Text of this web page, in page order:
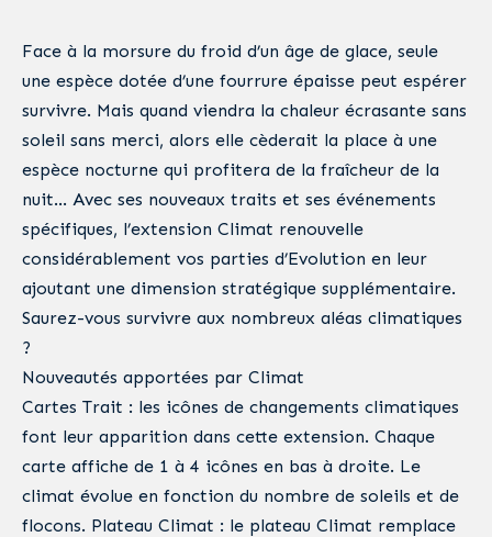
Face à la morsure du froid d’un âge de glace, seule
une espèce dotée d’une fourrure épaisse peut espérer
survivre. Mais quand viendra la chaleur écrasante sans
soleil sans merci, alors elle cèderait la place à une
espèce nocturne qui profitera de la fraîcheur de la
nuit… Avec ses nouveaux traits et ses événements
spécifiques, l’extension Climat renouvelle
considérablement vos parties d’Evolution en leur
ajoutant une dimension stratégique supplémentaire.
Saurez-vous survivre aux nombreux aléas climatiques
?
Nouveautés apportées par Climat
Cartes Trait : les icônes de changements climatiques
font leur apparition dans cette extension. Chaque
carte affiche de 1 à 4 icônes en bas à droite. Le
climat évolue en fonction du nombre de soleils et de
flocons. Plateau Climat : le plateau Climat remplace